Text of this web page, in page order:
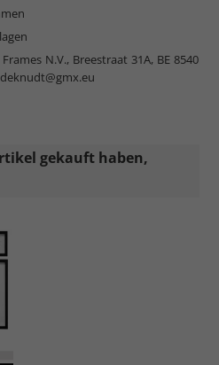
N.V., Breestraat 31A, BE 8540
deknudt@gmx.eu
gekauft haben,